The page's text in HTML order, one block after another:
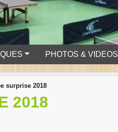
PHOTOS & VIDEOS
surprise 2018
2018